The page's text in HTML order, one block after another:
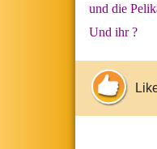
und die
Und